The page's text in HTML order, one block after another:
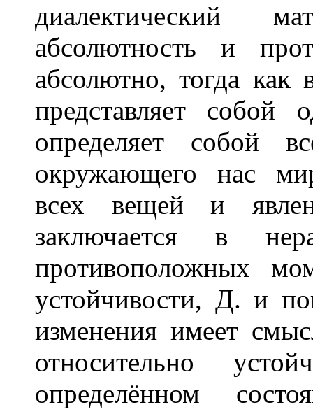
диалектический
абсолютность и
абсолютно, тогда как
представляет
определяет собой
окружающего нас
всех вещей и
заключается в
противоположных
устойчивости, Д. и
изменения имеет
относительно
определённом